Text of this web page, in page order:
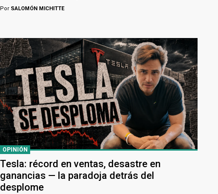
Por SALOMÓN MICHITTE
OPINIÓN
Tesla: récord en ventas, desastre en
ganancias — la paradoja detrás del
desplome